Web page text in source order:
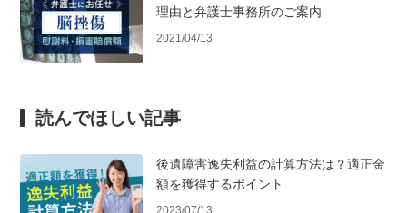
理由と弁護士事務所のご案内
2021/04/13
読んでほしい記事
後遺障害逸失利益の計算方法は？適正金
額を獲得するポイント
2023/07/13